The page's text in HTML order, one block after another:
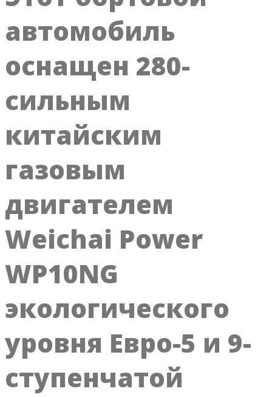
автомобиль
оснащен 280-
сильным
китайским
газовым
двигателем
Weichai Power
WP10NG
экологического
уровня Евро-5 и 9-
ступенчатой